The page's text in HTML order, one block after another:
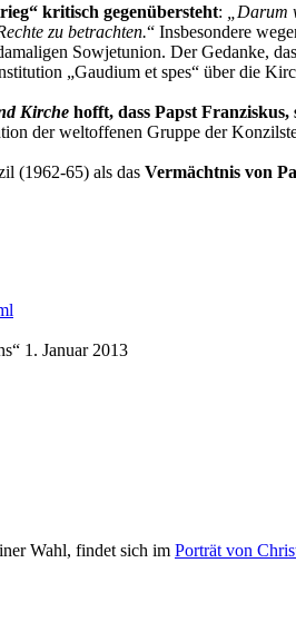
kritisch gegenübersteht:
„Darum
zu betrachten.“ Insbesondere
Sowjetunion. Der Gedanke,
„Gaudium et spes“ über die
Kirche hofft, dass Papst
der weltoffenen Gruppe der
(1962-65) als das Vermächtnis von
1. Januar 2013
Wahl, findet sich im Porträt von